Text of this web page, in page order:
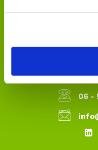
KvK
06 -